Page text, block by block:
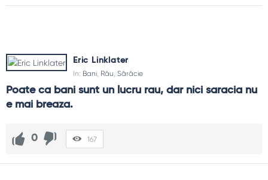
Eric Linklater
In: Bani, Rău, Sărăcie
Poate ca bani sunt un lucru rau, dar nici saracia nu
e mai breaza.
0 167